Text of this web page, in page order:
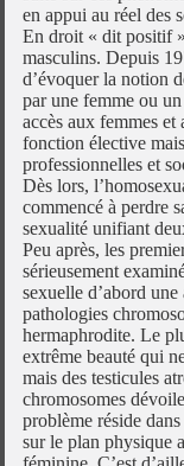
en appui au réel des
En droit « dit positif
masculins. Depuis
d’évoquer la notion
par une femme ou
accès aux femmes
fonction élective
professionnelles et
Dès lors,
commencé à perdre
sexualité unifiant
Peu après, les
sérieusement
sexuelle d’abord
pathologies
hermaphrodite. Le
extrême beauté qui
mais des testicules
chromosomes
problème réside
sur le plan physique